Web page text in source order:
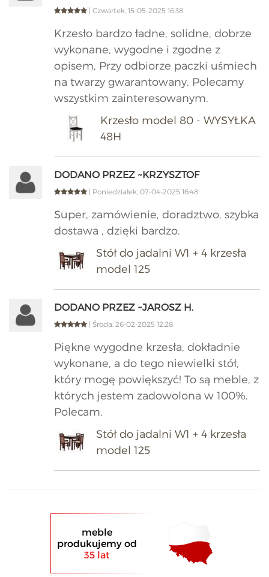
| Czwartek, 15-05-2025 16:38
Krzesło bardzo ładne, solidne, dobrze
wykonane, wygodne i zgodne z
opisem, Przy odbiorze paczki uśmiech
na twarzy gwarantowany. Polecamy
wszystkim zainteresowanym.
Krzesło model 80 - WYSYŁKA
48H
DODANO PRZEZ ~KRZYSZTOF
| Poniedziałek, 07-04-2025 16:48
Super, zamówienie, doradztwo, szybka
dostawa , dzięki bardzo.
Stół do jadalni W1 + 4 krzesła
model 125
DODANO PRZEZ ~JAROSZ H.
| Środa, 26-02-2025 12:28
Piękne wygodne krzesła, dokładnie
wykonane, a do tego niewielki stół,
który mogę powiększyć! To są meble, z
których jestem zadowolona w 100%.
Polecam.
Stół do jadalni W1 + 4 krzesła
model 125
meble
produkujemy od
35 lat